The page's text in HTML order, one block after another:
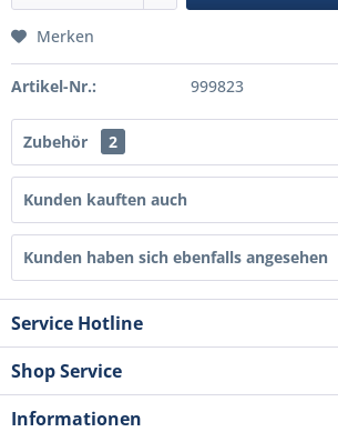
Merken
Artikel-Nr.: 999823
Zubehör 2
Kunden kauften auch
Kunden haben sich ebenfalls angesehen
Service Hotline
Shop Service
Informationen